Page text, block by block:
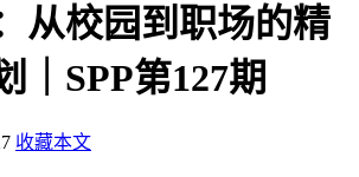
从校园到职场的精
｜SPP第127期
收藏本文